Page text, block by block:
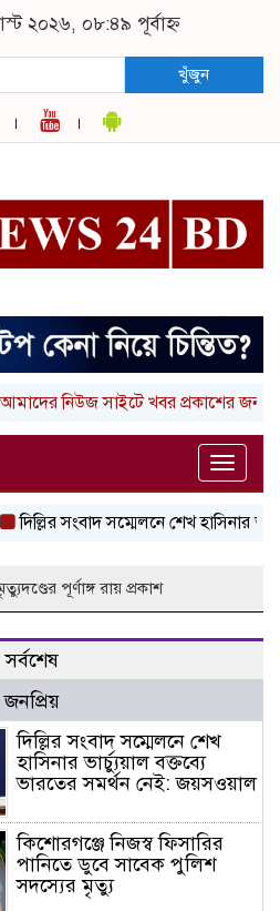
২০২৬, ০৮:৪৯ পূর্বাহ্ন
খুঁজুন
নিউজ সাইটে খবর প্রকাশের জন্য
Toggle
দিল্লির সংবাদ সম্মেলনে শেখ হাসিনার
পূর্ণাঙ্গ রায় প্রকাশ
সর্বশেষ
জনপ্রিয়
দিল্লির সংবাদ সম্মেলনে শেখ
হাসিনার ভার্চ্যুয়াল বক্তব্যে
ভারতের সমর্থন নেই: জয়সওয়াল
কিশোরগঞ্জে নিজস্ব ফিসারির
পানিতে ডুবে সাবেক পুলিশ
সদস্যের মৃত্যু